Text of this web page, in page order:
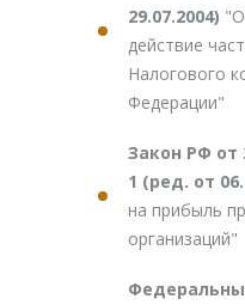
29.07.2004)
действие
Налогового
Федерации"
Закон РФ от
1 (ред. от
на прибыль
организаций"